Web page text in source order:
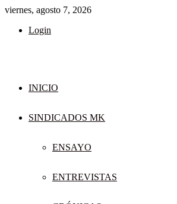
viernes, agosto 7, 2026
Login
INICIO
SINDICADOS MK
ENSAYO
ENTREVISTAS